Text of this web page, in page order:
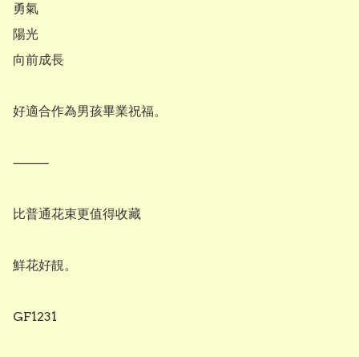
勇氣
陽光
向前成長
好適合作為男孩畢業祝福。
⸻
比普通花束更值得收藏
鮮花好靚。
GF1231